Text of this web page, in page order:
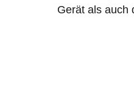
Gerät als auch